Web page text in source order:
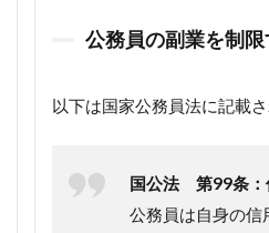
公務員の副業を制
以下は国家公務員法に記載さ
国公法 第99条：
公務員は自身の信